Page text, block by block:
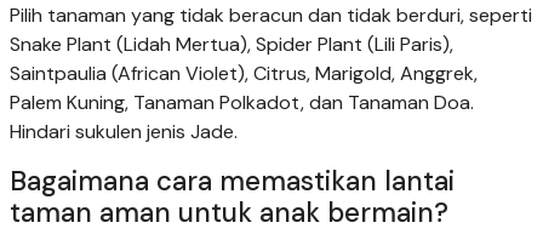
Pilih tanaman yang tidak beracun dan tidak berduri, seperti
Snake Plant (Lidah Mertua), Spider Plant (Lili Paris),
Saintpaulia (African Violet), Citrus, Marigold, Anggrek,
Palem Kuning, Tanaman Polkadot, dan Tanaman Doa.
Hindari sukulen jenis Jade.
Bagaimana cara memastikan lantai
taman aman untuk anak bermain?